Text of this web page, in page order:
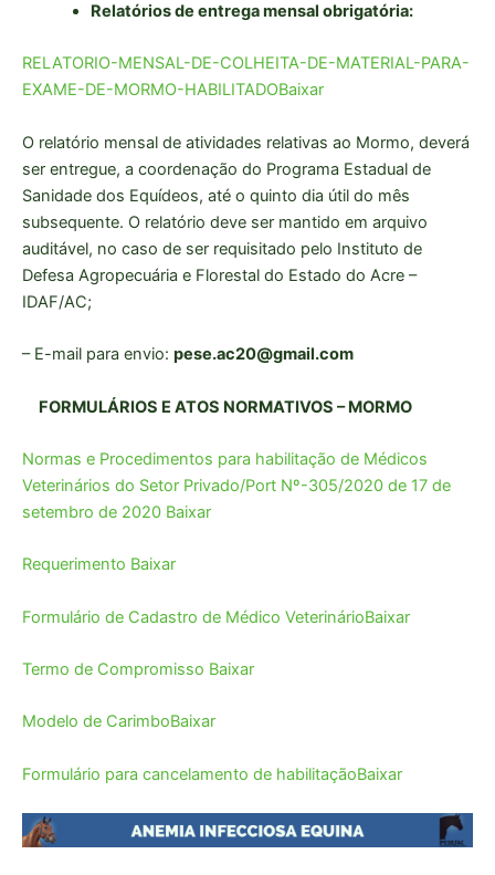
Relatórios de entrega mensal obrigatória:
RELATORIO-MENSAL-DE-COLHEITA-DE-MATERIAL-PARA-
EXAME-DE-MORMO-HABILITADOBaixar
O relatório mensal de atividades relativas ao Mormo, deverá
ser entregue, a coordenação do Programa Estadual de
Sanidade dos Equídeos, até o quinto dia útil do mês
subsequente. O relatório deve ser mantido em arquivo
auditável, no caso de ser requisitado pelo Instituto de
Defesa Agropecuária e Florestal do Estado do Acre –
IDAF/AC;
– E-mail para envio: pese.ac20@gmail.com
FORMULÁRIOS E ATOS NORMATIVOS – MORMO
Normas e Procedimentos para habilitação de Médicos
Veterinários do Setor Privado/Port Nº-305/2020 de 17 de
setembro de 2020 Baixar
Requerimento Baixar
Formulário de Cadastro de Médico VeterinárioBaixar
Termo de Compromisso Baixar
Modelo de CarimboBaixar
Formulário para cancelamento de habilitaçãoBaixar